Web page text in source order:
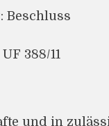
: Beschluss
UF 388/11
und in